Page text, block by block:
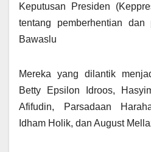
Keputusan Presiden
tentang pemberhentian dan
Bawaslu
Mereka yang dilantik
Betty Epsilon Idroos,
Afifudin, Parsadaan
Idham Holik, dan August